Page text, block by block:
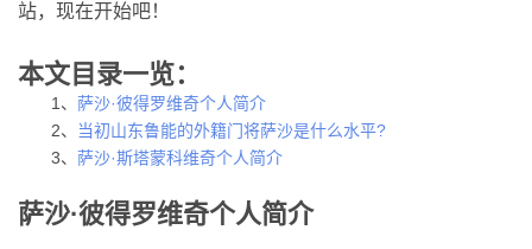
站，现在开始吧！
本文目录一览：
1、 萨沙·彼得罗维奇个人简介
2、
当初山东鲁能的外籍门将萨沙是什么水平?
3、 萨沙·斯塔蒙科维奇个人简介
萨沙·彼得罗维奇个人简介